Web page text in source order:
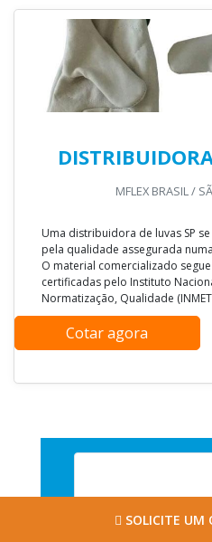
MFLEX BRASIL /
Uma distribuidora de luvas SP
pela qualidade assegurada
O material comercializado
certificadas pelo Instituto
Normatização, Qualidade
Cotar agora
SOLICITE UM